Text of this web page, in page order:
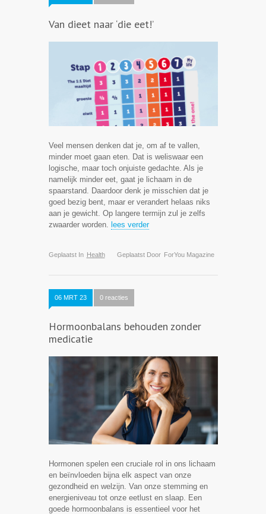
Van dieet naar ‘die eet!’
Veel mensen denken dat je, om af te vallen,
minder moet gaan eten. Dat is weliswaar een
logische, maar toch onjuiste gedachte. Als je
namelijk minder eet, gaat je lichaam in de
spaarstand. Daardoor denk je misschien dat je
goed bezig bent, maar er verandert helaas niks
aan je gewicht. Op langere termijn zul je zelfs
zwaarder worden. lees verder
Geplaatst In Health Geplaatst Door ForYou Magazine
06 MRT 23 0 reacties
Hormoonbalans behouden zonder
medicatie
Hormonen spelen een cruciale rol in ons lichaam
en beïnvloeden bijna elk aspect van onze
gezondheid en welzijn. Van onze stemming en
energieniveau tot onze eetlust en slaap. Een
goede hormoonbalans is essentieel voor het